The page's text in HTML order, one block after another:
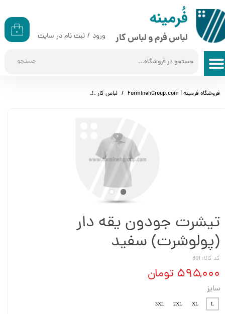
​​فُرمینه
لباس فرم و لباس کار
جستجو
۰ ورود / ثبت نام در سایت
حساب کاربری من
تغییر گذر واژه
سفارشات
خروج از حساب کاربری
فروشگاه فرمینه | ForminehGroup.com لباس کار
تیشرت جودون یقه دار
(پولوشرت) سفید
کد کالا: 801
۵۹۵,۰۰۰ تومان
سایز
L
XL
2XL
3XL